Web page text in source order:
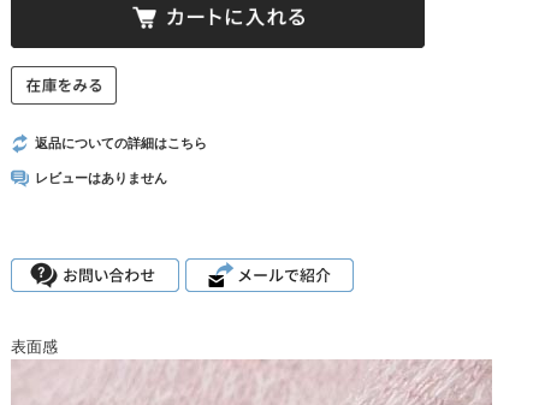
返品についての詳細はこちら
レビューはありません
表面感